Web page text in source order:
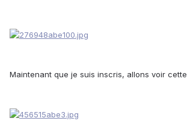
Maintenant que je suis inscris, allons voir